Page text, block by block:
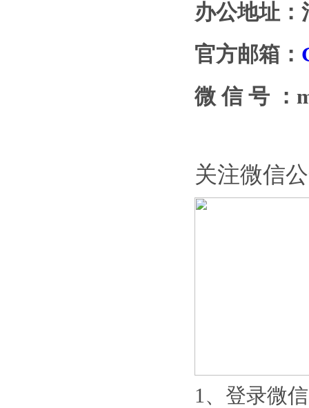
办公地址：
官方邮箱：
微 信 号 ：
关注微信
1、登录微